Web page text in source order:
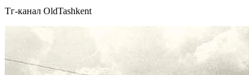
Тг-канал OldTashkent